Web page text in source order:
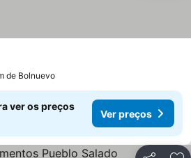
de Bolnuevo
ver os preços
Ver preços